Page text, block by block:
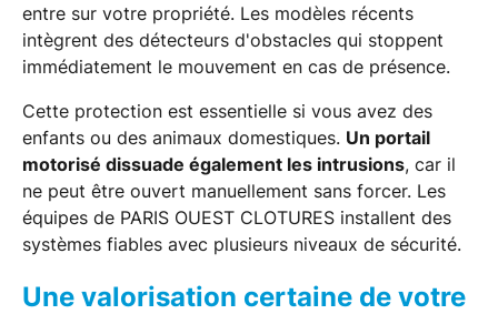
entre sur votre propriété. Les modèles récents
intègrent des détecteurs d'obstacles qui stoppent
immédiatement le mouvement en cas de présence.
Cette protection est essentielle si vous avez des
enfants ou des animaux domestiques. Un portail
motorisé dissuade également les intrusions, car il
ne peut être ouvert manuellement sans forcer. Les
équipes de PARIS OUEST CLOTURES installent des
systèmes fiables avec plusieurs niveaux de sécurité.
Une valorisation certaine de votre